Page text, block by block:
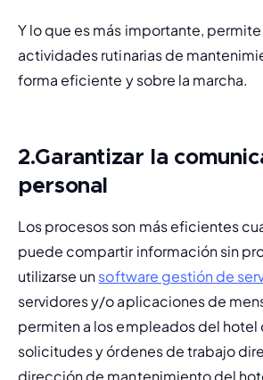
Y lo que es más importante,
actividades rutinarias de
forma eficiente y sobre la marcha.
2.Garantizar la
personal
Los procesos son más eficientes
puede compartir información sin
utilizarse un software gestión de
servidores y/o aplicaciones de
solicitudes y órdenes de trabajo
dirección de mantenimiento del